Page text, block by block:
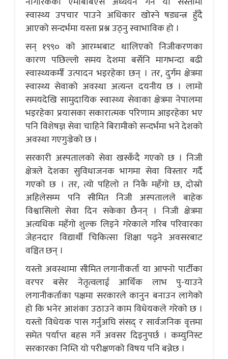
स्वास्थ्य उपचार पाउने अधिकार खोस्ने षड्यन्त्र हुँदै
आएको सन्दर्भमा यस्ता प्रश्न उठ्नु स्वाभाविक हो ।
सन् १९९० को आरम्भबाट थालिएको निजीकरणका
कारण पछिल्लो समय देशमा बर्सेनि मागभन्दा बढी
स्वास्थ्यकर्मी उत्पादन भइरहेका छन् । तर, दुर्गम क्षेत्रमा
स्वास्थ्य सेवाको अवस्था अत्यन्त दयनीय छ । लामो
समयदेखि सामुदायिक स्वास्थ्य सेवाका क्षेत्रमा नेपालमा
भइरहेका प्रयासका सकारात्मक परिणाम आइरहेका भए
पनि विशेषज्ञ सेवा चाहिने बिरामीको सन्दर्भमा भने देशको
अवस्था गएगुज्रेको छ ।
सरकारी अस्पतालको सेवा खस्कँदै गएको छ । निजी
क्षेत्रले देशका सुविधाजनक भागमा सेवा विस्तार गर्दै
गएको छ । तर, त्यो पहिलो त निकै महँगो छ, दोस्रो
अहिलेसम्म पनि सीमित निजी अस्पतालले बाहेक
विश्वासिलो सेवा दिन सकेका छैनन् । निजी क्षेत्रमा
अत्यधिक महँगो शुल्क लिइने गरेकाले गरिब परिवारका
जेहनदार विद्यार्थी चिकित्सा शिक्षा पढ्ने अवसरबाट
वञ्चित छन् ।
यस्तो अवस्थामा सीमित लगानीकर्ता या आफ्नो पार्टीका
वरपर बसेर नेतृत्वलाई आर्थिक लाभ पु-याउने
लगानीकर्ताका पक्षमा सरकारले कानुन बनाउन लागेको
हो कि भनेर आशंका उठाउने काम विधेयकले गरेको छ ।
यस्तो विधेयक पास गर्नुअघि संसद् र सार्वजनिक वृत्तमा
समेत पर्याप्त बहस गर्ने अवसर दिइनुपर्छ । कम्युनिस्ट
सरकारका निम्ति यो परीक्षणको विषय पनि बन्नेछ ।